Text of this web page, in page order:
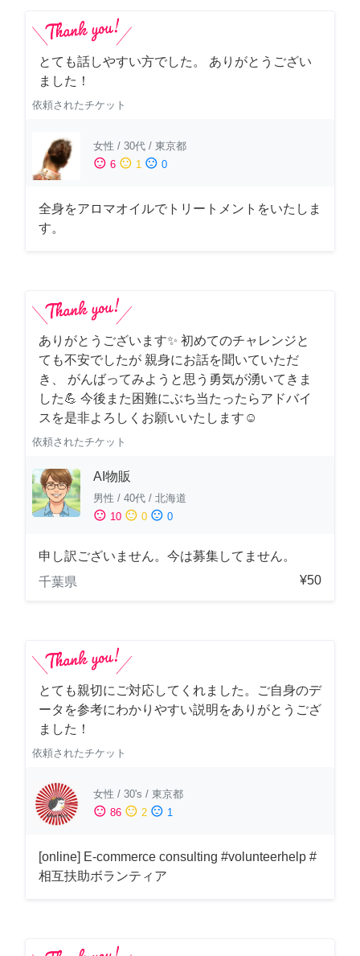
とても話しやすい方でした。 ありがとうござい
ました！
依頼されたチケット
女性 / 30代 / 東京都
sentiment_satisfied 6 sentiment_neutral 1 sentiment_dissatisfied 0
全身をアロマオイルでトリートメントをいたしま
す。
ありがとうございます✨ 初めてのチャレンジと
ても不安でしたが 親身にお話を聞いていただ
き、 がんばってみようと思う勇気が湧いてきま
した💪 今後また困難にぶち当たったらアドバイ
スを是非よろしくお願いいたします☺️
依頼されたチケット
AI物販
男性 / 40代 / 北海道
sentiment_satisfied 10 sentiment_neutral 0 sentiment_dissatisfied 0
申し訳ございません。今は募集してません。
千葉県
¥50
とても親切にご対応してくれました。ご自身のデ
ータを参考にわかりやすい説明をありがとうござ
ました！
依頼されたチケット
女性 / 30's / 東京都
sentiment_satisfied 86 sentiment_neutral 2 sentiment_dissatisfied 1
[online] E-commerce consulting #volunteerhelp #
相互扶助ボランティア